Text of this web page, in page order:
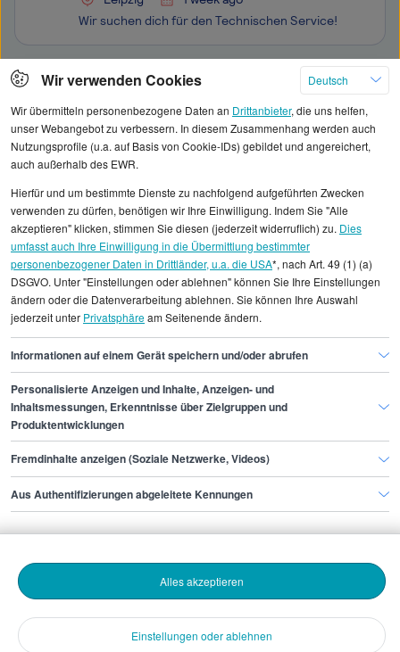
Wir suchen dich für den Technischen Service!
Klicken Sie hier, um weitere Angebote anzuzeigen
statistischen Erhebungen durch StepStone. Es sind
Durchschnittswerte und die Angaben können nicht
einzelnen Stellenangeboten zugeordnet werden.
Gehaltsinformationen
Bauwesen
Trockenbauer/in
Trockenbauer/in Leipzig
Finde den Job,
der zu dir passt.
Bewerbende
Wir verwenden Cookies
Deutsch
Wir übermitteln personenbezogene Daten an Drittanbieter, die uns helfen,
unser Webangebot zu verbessern. In diesem Zusammenhang werden auch
Nutzungsprofile (u.a. auf Basis von Cookie-IDs) gebildet und angereichert,
auch außerhalb des EWR.
Hierfür und um bestimmte Dienste zu nachfolgend aufgeführten Zwecken
verwenden zu dürfen, benötigen wir Ihre Einwilligung. Indem Sie "Alle
akzeptieren" klicken, stimmen Sie diesen (jederzeit widerruflich) zu. Dies
umfasst auch Ihre Einwilligung in die Übermittlung bestimmter
personenbezogener Daten in Drittländer, u.a. die USA*, nach Art. 49 (1) (a)
DSGVO. Unter "Einstellungen oder ablehnen" können Sie Ihre Einstellungen
ändern oder die Datenverarbeitung ablehnen. Sie können Ihre Auswahl
jederzeit unter Privatsphäream Seitenende ändern.
Informationen auf einem Gerät speichern und/oder abrufen
Personalisierte Anzeigen und Inhalte, Anzeigen- und
Inhaltsmessungen, Erkenntnisse über Zielgruppen und
Produktentwicklungen
Fremdinhalte anzeigen (Soziale Netzwerke, Videos)
Aus Authentifizierungen abgeleitete Kennungen
Einstellungen oder ablehnen
Alles akzeptieren